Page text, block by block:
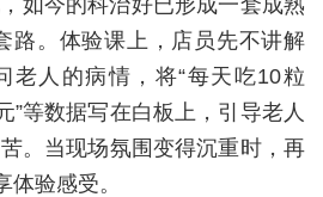
如今的科治好已形成一套成熟
路。体验课上，店员先不讲解
老人的病情，将“每天吃10粒
”等数据写在白板上，引导老人
。当现场氛围变得沉重时，再
体验感受。